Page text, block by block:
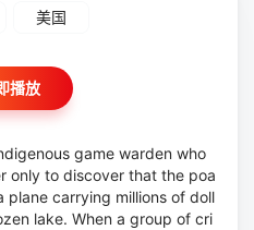
美国
播放
game warden who
only to discover that the poa
plane carrying millions of doll
lake. When a group of cri